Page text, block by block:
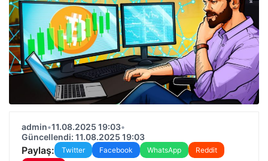
admin•11.08.2025 19:03•
Güncellendi: 11.08.2025 19:03
Paylaş: Twitter Facebook WhatsApp
Reddit